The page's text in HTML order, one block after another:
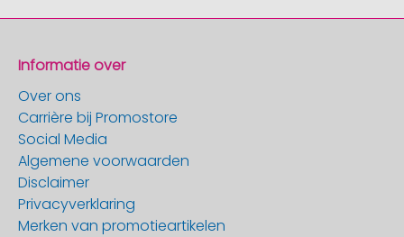
Informatie over
Over ons
Carrière bij Promostore
Social Media
Algemene voorwaarden
Disclaimer
Privacyverklaring
Merken van promotieartikelen